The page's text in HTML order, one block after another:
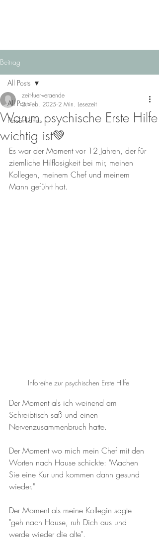
Beitrag
All Posts
Persönliches
All Posts
Warum psychische Erste Hilfe
wichtig ist💚
zeit-fuer-veraende
2. Feb. 2025 2 Min. Lesezeit
Es war der Moment vor 12 Jahren, der für
ziemliche Hilflosigkeit bei mir, meinen
Kollegen, meinem Chef und meinem
Mann geführt hat.
Inforeihe zur psychischen Erste Hilfe
Der Moment als ich weinend am
Schreibtisch saß und einen
Nervenzusammenbruch hatte.
Der Moment wo mich mein Chef mit den
Worten nach Hause schickte: "Machen
Sie eine Kur und kommen dann gesund
wieder."
Der Moment als meine Kollegin sagte
"geh nach Hause, ruh Dich aus und
werde wieder die alte".